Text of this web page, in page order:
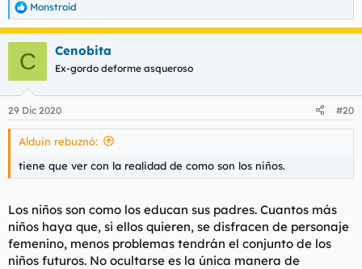
R
e
a
e
s
Monstroid
C Cenobita
Ex-gordo deforme asqueroso
29 Dic 2020 #20
Alduin rebuznó:
tiene que ver con la realidad de como son los niños.
Los niños son como los educan sus padres. Cuantos más
niños haya que, si ellos quieren, se disfracen de personaje
femenino, menos problemas tendrán el conjunto de los
niños futuros. No ocultarse es la única manera de